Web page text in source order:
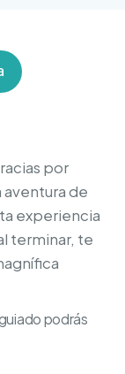
por
de
experiencia
terminar, te
podrás